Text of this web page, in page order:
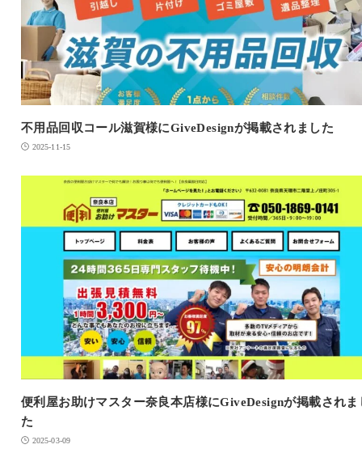
不用品回収コール滋賀様にGiveDesignが掲載されました
2025-11-15
便利屋お助けマスター奈良本店様にGiveDesignが掲載されま
た
2025-03-09